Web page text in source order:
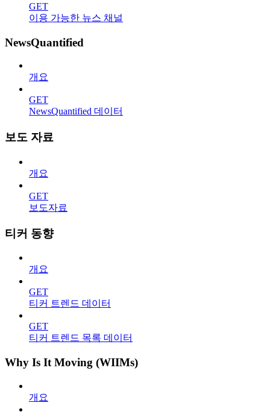
GET
이용 가능한 뉴스 채널
NewsQuantified
개요
GET
NewsQuantified 데이터
보도 자료
개요
GET
보도자료
티커 동향
개요
GET
티커 트렌드 데이터
GET
티커 트렌드 목록 데이터
Why Is It Moving (WIIMs)
개요